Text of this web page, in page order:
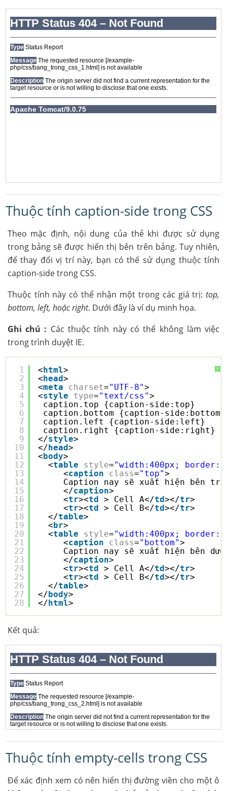
Thuộc tính caption-side trong CSS
Theo mặc định, nội dung của thẻ khi được sử dụng
trong bảng sẽ được hiển thị bên trên bảng. Tuy nhiên,
để thay đổi vị trí này, bạn có thể sử dụng thuộc tính
caption-side trong CSS.
Thuộc tính này có thể nhận một trong các giá trị:top,
bottom, left, hoặc right. Dưới đây là ví dụ minh họa.
Ghi chú : Các thuộc tính này có thể không làm việc
trong trình duyệt IE.
?
1
2
3
4
5
6
7
8
9
10
11
12
13
14
15
16
17
18
19
20
21
22
23
24
25
26
27
28
<html>
<head>
<meta charset="UTF-8">
<style type="text/css">
caption.top {caption-side:top}
caption.bottom {caption-side:bottom}
caption.left {caption-side:left}
caption.right {caption-side:right}
</style>
</head>
<body>
<table style="width:400px;
<caption class="top">
Caption nay sẽ xuất hiện bên
</caption>
<tr><td > Cell A</td></tr>
<tr><td > Cell B</td></tr>
</table>
<br>
<table style="width:400px;
<caption class="bottom">
Caption nay sẽ xuất hiện bên
</caption>
<tr><td > Cell A</td></tr>
<tr><td > Cell B</td></tr>
</table>
</body>
</html>
Kết quả:
Thuộc tính empty-cells trong CSS
Để xác định xem có nên hiển thị đường viền cho một ô